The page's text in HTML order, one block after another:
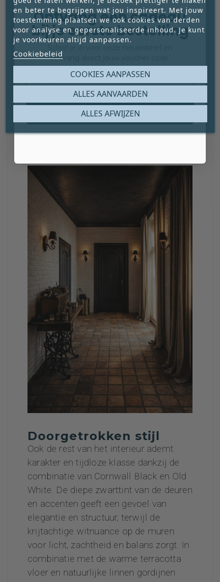
Doorgetrokken stijl
Ook de rest van het interieur ademt
karakter en tijdloze klasse dankzij de
combinatie van Cornwall Black en Old
White. De diepe zwarttint van de deuren
en accenten geeft een gevoel van
elegantie en structuur, terwijl de
krijtachtige witnuance op de muren
voor licht, zachtheid en balans zorgt. In
combinatie met de warme terracotta
vloer en natuurlijke linnen gordijnen
en beter te begrijpen wat jou inspireert. Met jouw
toestemming plaatsen we ook cookies van derden
voor analyse en gepersonaliseerde inhoud. Je kunt
je voorkeuren altijd aanpassen.
Cookiebeleid
COOKIES AANPASSEN
ALLES AFWIJZEN
ALLES AANVAARDEN
Ontvang een cadeau
bij je eerste bestelling
ontvang direct jouw voucher code.
Claim mijn gratis cadeau